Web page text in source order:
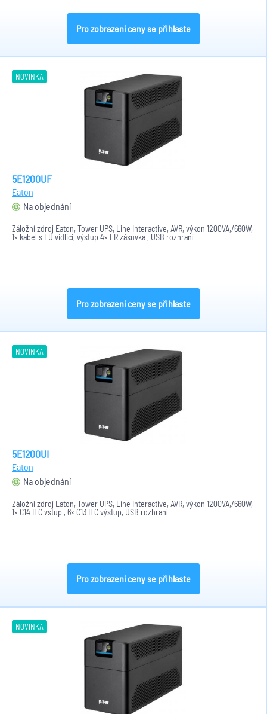
Pro zobrazení ceny se přihlaste
NOVINKA
5E1200UF
Eaton
Na objednání
Záložní zdroj Eaton, Tower UPS, Line Interactive, AVR, výkon 1200VA,/660W,
1× kabel s EU vidlicí, výstup 4× FR zásuvka , USB rozhraní
Pro zobrazení ceny se přihlaste
NOVINKA
5E1200UI
Eaton
Na objednání
Záložní zdroj Eaton, Tower UPS, Line Interactive, AVR, výkon 1200VA,/660W,
1× C14 IEC vstup , 6× C13 IEC výstup, USB rozhraní
Pro zobrazení ceny se přihlaste
NOVINKA